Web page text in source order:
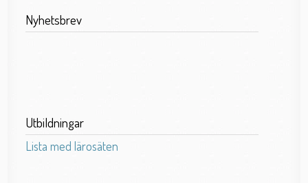
Nyhetsbrev
Utbildningar
Lista med lärosäten